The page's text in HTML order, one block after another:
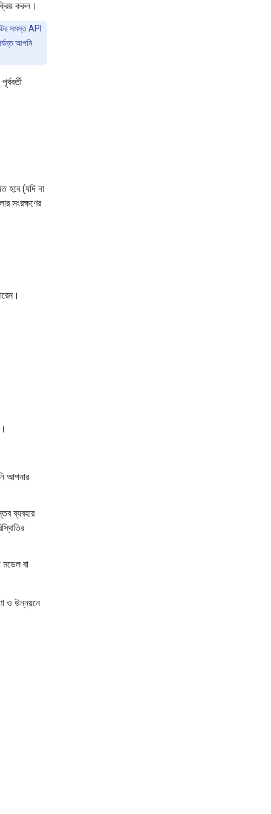
করুন।
সমস্ত API
আপনি
হবে (যদি না
সংরক্ষণের
আপনার
ব্যবহার
মডেল বা
ও উন্নয়নে